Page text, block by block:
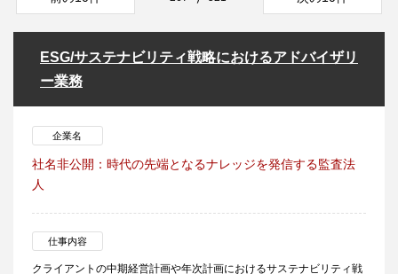
ESG/サステナビリティ戦略におけるアドバイザリ
ー業務
企業名
社名非公開：時代の先端となるナレッジを発信する監査法
人
仕事内容
クライアントの中期経営計画や年次計画におけるサステナビリティ戦